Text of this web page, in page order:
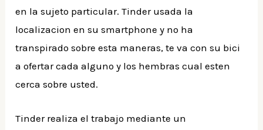
en la sujeto particular. Tinder usada la
localizacion en su smartphone y no ha
transpirado sobre esta maneras, te va con su bici
a ofertar cada alguno y los hembras cual esten
cerca sobre usted.
Tinder realiza el trabajo mediante un